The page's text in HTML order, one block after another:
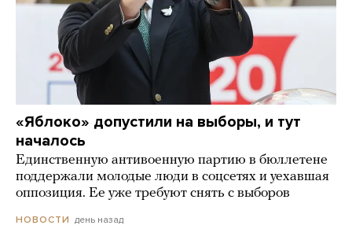
«Яблоко» допустили на выборы, и тут
началось
Единственную антивоенную партию в бюллетене
поддержали молодые люди в соцсетях и уехавшая
оппозиция. Ее уже требуют снять с выборов
НОВОСТИ день назад